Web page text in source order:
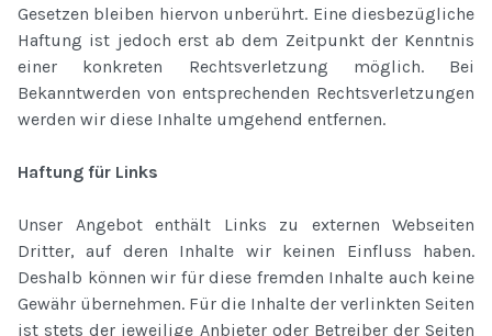
Gesetzen bleiben hiervon unberührt. Eine diesbezügliche
Haftung ist jedoch erst ab dem Zeitpunkt der Kenntnis
einer konkreten Rechtsverletzung möglich. Bei
Bekanntwerden von entsprechenden Rechtsverletzungen
werden wir diese Inhalte umgehend entfernen.
Haftung für Links
Unser Angebot enthält Links zu externen Webseiten
Dritter, auf deren Inhalte wir keinen Einfluss haben.
Deshalb können wir für diese fremden Inhalte auch keine
Gewähr übernehmen. Für die Inhalte der verlinkten Seiten
ist stets der jeweilige Anbieter oder Betreiber der Seiten